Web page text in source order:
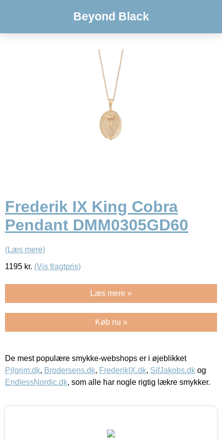
Beyond Black
Frederik IX King Cobra
Pendant DMM0305GD60
(Læs mere)
1195 kr. (Vis fragtpris)
Læs mere »
Køb nu »
De mest populære smykke-webshops er i øjeblikket
Pilgrim.dk, Brodersens.dk, FrederikIX.dk, SifJakobs.dk og
EndlessNordic.dk, som alle har nogle rigtig lækre smykker.